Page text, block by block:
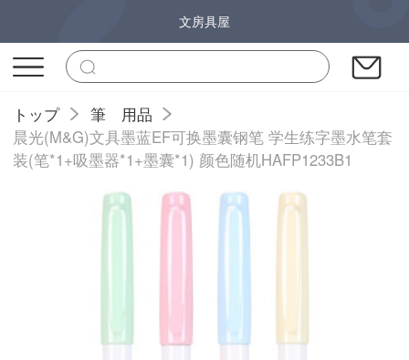
文房具屋
トップ
筆 用品
晨光(M&G)文具墨蓝EF可换墨囊钢笔 学生练字墨水笔套
装(笔*1+吸墨器*1+墨囊*1) 颜色随机HAFP1233B1